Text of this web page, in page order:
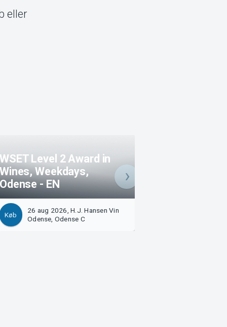
eller
Level 2 Award in
Weekdays,
- EN
Køb
26 aug 2026, H.J. Hansen Vin
Odense, Odense C